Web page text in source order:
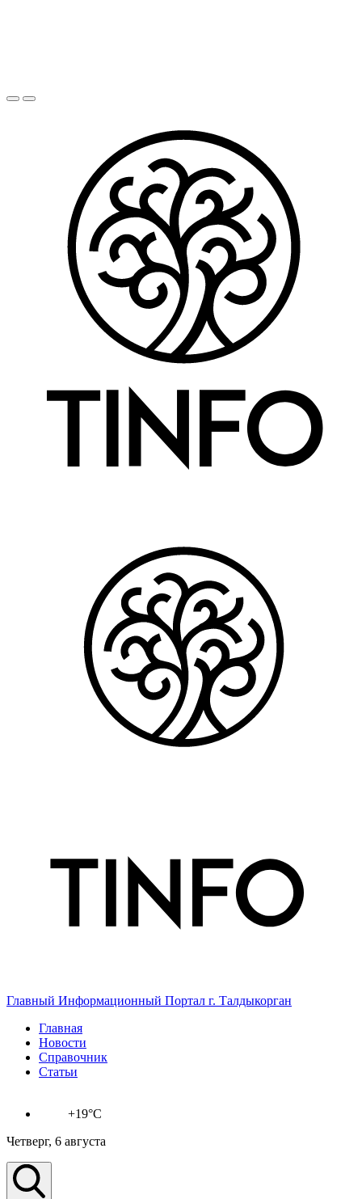
Главный Информационный Портал г. Талдыкорган
Главная
Новости
Справочник
Статьи
+19°C
Четверг, 6 августа